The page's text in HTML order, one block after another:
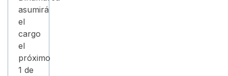
asumirá
el
cargo
el
próximo
1 de